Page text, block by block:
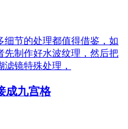
细节的处理都值得借鉴，如
先制作好水波纹理，然后把
镜特殊处理，
成九宫格